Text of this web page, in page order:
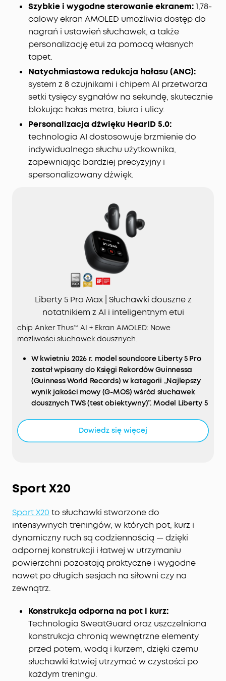
Szybkie i wygodne sterowanie ekranem:1,78-
calowy ekran AMOLED umożliwia dostęp do
nagrań i ustawień słuchawek, a także
personalizację etui za pomocą własnych
tapet.
Natychmiastowa redukcja hałasu (ANC):
system z 8 czujnikami i chipem AI przetwarza
setki tysięcy sygnałów na sekundę, skutecznie
blokując hałas metra, biura i ulicy.
Personalizacja dźwięku HearID 5.0:
technologia AI dostosowuje brzmienie do
indywidualnego słuchu użytkownika,
zapewniając bardziej precyzyjny i
spersonalizowany dźwięk.
Liberty 5 Pro Max | Słuchawki douszne z
notatnikiem z AI i inteligentnym etui
chip Anker Thus™ AI + Ekran AMOLED: Nowe
możliwości słuchawek dousznych.
W kwietniu 2026 r. model soundcore Liberty 5 Pro
został wpisany do Księgi Rekordów Guinnessa
(Guinness World Records) w kategorii „Najlepszy
wynik jakości mowy (G-MOS) wśród słuchawek
dousznych TWS (test obiektywny)”. Model Liberty 5
samą jakość połączeń.
zawierające ważne kwestie i zadania do
wykonania. Nagrywa wyłącznie dźwięk z
dźwięku z spotkań online, rozmów wideo ani
rozmów telefonicznych. Pracą można zarządzać
w podróży za pomocą aplikacji soundcore
(iOS/Android) lub korzystać z portalu
internetowego z asystentką AI „Anką”, która
zapewnia wydajne zarządzanie z poziomu
komputera.
Łatwe sterowanie z poziomu ekranu:
wyświetlacz AMOLED o przekątnej 1,78 cala
umożliwia dostęp do dyktafonu oraz zarządzanie
ustawieniami słuchawek — wszystko z poziomu
ekranu. Dodaj własne tapety, aby nadać etui
ładującemu prawdziwie osobisty charakter.
Wyraźne rozmowy nawet szeptem:dzięki 10
czujnikom i chipowi Thus™ możesz cieszyć się
Dowiedz się więcej
Sport X20
Sport X20 to słuchawki stworzone do
intensywnych treningów, w których pot, kurz i
dynamiczny ruch są codziennością — dzięki
odpornej konstrukcji i łatwej w utrzymaniu
powierzchni pozostają praktyczne i wygodne
nawet po długich sesjach na siłowni czy na
zewnątrz.
Konstrukcja odporna na pot i kurz:
Technologia SweatGuard oraz uszczelniona
konstrukcja chronią wewnętrzne elementy
przed potem, wodą i kurzem, dzięki czemu
słuchawki łatwiej utrzymać w czystości po
każdym treningu.